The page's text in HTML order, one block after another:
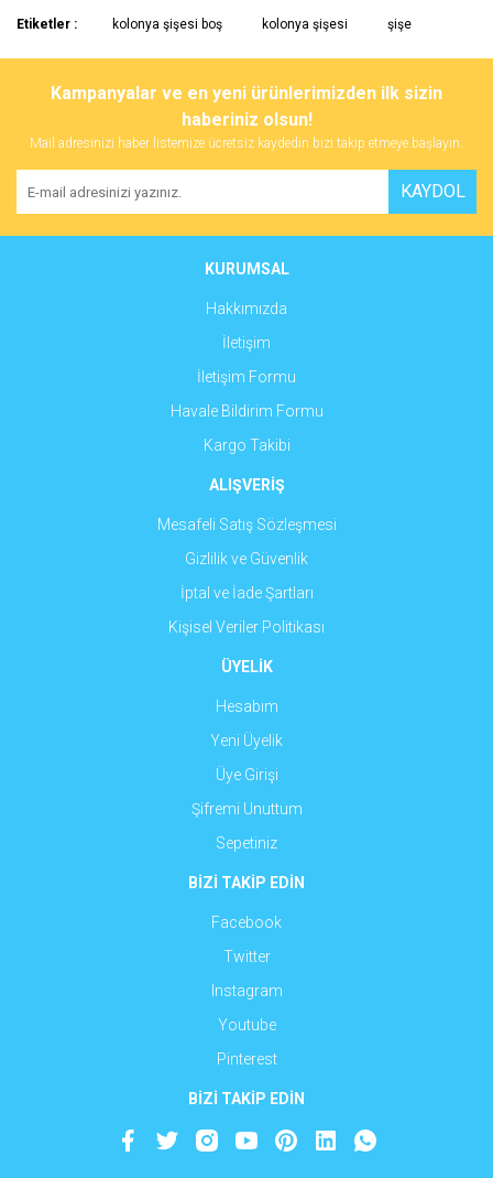
Yorum Yaz
Bu ürünün fiyat bilgisi, resim, ürün açıklamalarında ve diğer
tarafımıza iletebilirsiniz.
Görüş ve önerileriniz için teşekkür ederiz.
Ürün resmi kalitesiz, bozuk veya görüntülenemiyor.
Ürün açıklamasında eksik bilgiler bulunuyor.
Ürün bilgilerinde hatalar bulunuyor.
Bu ürüne benzer farklı alternatifler olmalı.
Gönder
Etiketler : kolonya şişesi boş kolonya şişesi şişe
Kampanyalar ve en yeni ürünlerimizden ilk sizin
haberiniz olsun!
Mail adresinizi haber listemize ücretsiz kaydedin bizi takip etmeye başlayın.
KAYDOL
KURUMSAL
Hakkımızda
İletişim
İletişim Formu
Havale Bildirim Formu
Kargo Takibi
ALIŞVERİŞ
Mesafeli Satış Sözleşmesi
Gizlilik ve Güvenlik
İptal ve İade Şartları
Kişisel Veriler Politikası
ÜYELİK
Hesabım
Yeni Üyelik
Üye Girişi
Şifremi Unuttum
Sepetiniz
BİZİ TAKİP EDİN
Facebook
Twitter
Instagram
Youtube
Pinterest
BİZİ TAKİP EDİN